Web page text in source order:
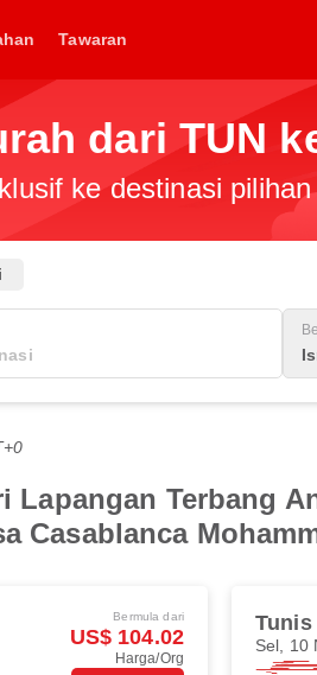
Tawaran
dari TUN
ke destinasi
Lapangan Terbang
Casablanca
Bermula dari
US$ 104.02
Harga/Org
Tunis
Sel, 10